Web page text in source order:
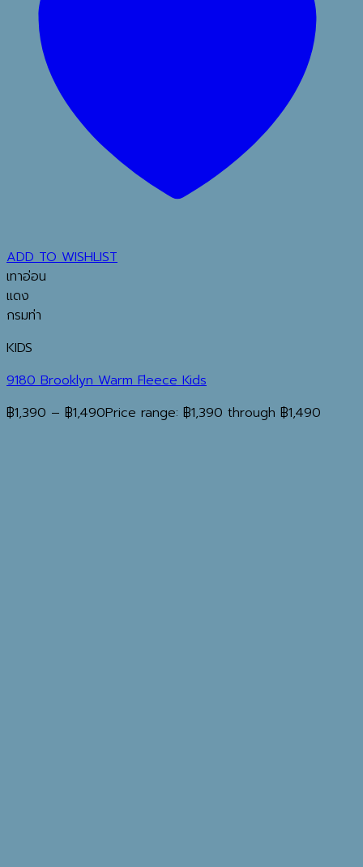
ADD TO WISHLIST
เทาอ่อน
แดง
กรมท่า
KIDS
9180 Brooklyn Warm Fleece Kids
฿1,390 – ฿1,490Price range: ฿1,390 through ฿1,490